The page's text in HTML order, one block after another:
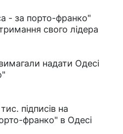
- за порто-франко"
свого лідера
надати Одесі
підписів на
франко" в Одесі